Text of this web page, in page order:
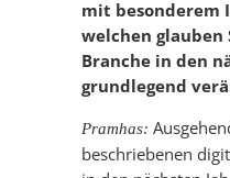
mit besonderem
welchen glauben
Branche in den
grundlegend
Pramhas:
beschriebenen